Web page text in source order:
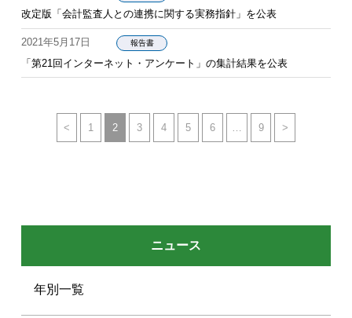
ニュース
年別一覧
改定版「会計監査人との連携に関する実務指針」を公表
2021年5月17日 報告書
「第21回インターネット・アンケート」の集計結果を公表
< 1 2 3 4 5 6 … 9 >